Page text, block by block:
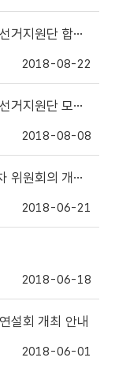
단 합격자 발표
2018-08-22
원단 모집 안내
2018-08-08
회의 개최 안내
2018-06-21
2018-06-18
설회 개최 안내
2018-06-01